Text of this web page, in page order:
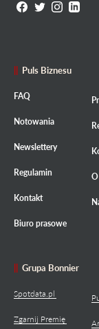
Puls Biznesu
FAQ
Notowania
Newslettery
Regulamin
Kontakt
Biuro prasowe
Grupa Bonnier
Spotdata.pl
Zgarnij Premię